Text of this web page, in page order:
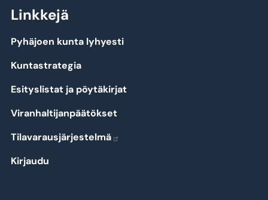
Linkkejä
Pyhäjoen kunta lyhyesti
Kuntastrategia
Esityslistat ja pöytäkirjat
Viranhaltijanpäätökset
Tilavarausjärjestelmä
Kirjaudu